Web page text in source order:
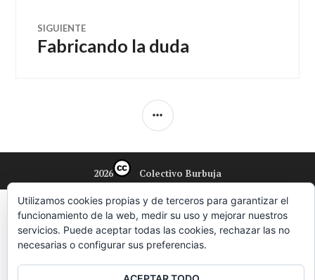
entradas
SIGUIENTE
Entrada
Fabricando la duda
BARRA
2026 Colectivo Burbuja
Utilizamos cookies propias y de terceros para garantizar el
funcionamiento de la web, medir su uso y mejorar nuestros
servicios. Puede aceptar todas las cookies, rechazar las no
necesarias o configurar sus preferencias.